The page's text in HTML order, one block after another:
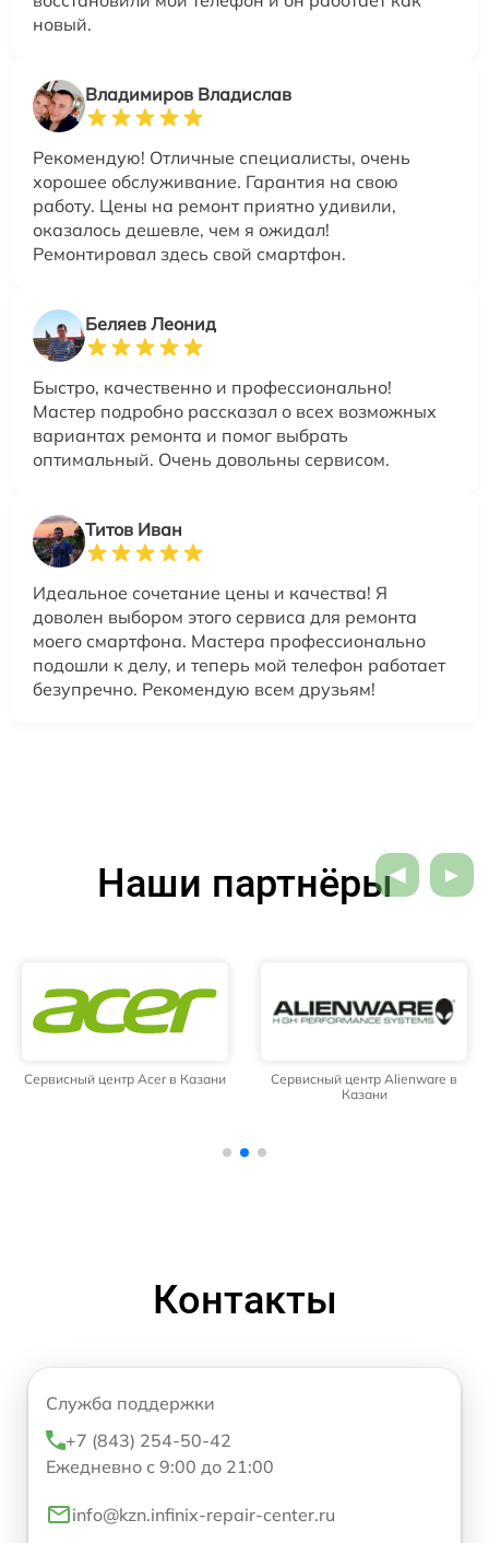
новый.
Владимиров Владислав
Рекомендую! Отличные специалисты, очень
хорошее обслуживание. Гарантия на свою
работу. Цены на ремонт приятно удивили,
оказалось дешевле, чем я ожидал!
Ремонтировал здесь свой смартфон.
Беляев Леонид
Быстро, качественно и профессионально!
Мастер подробно рассказал о всех возможных
вариантах ремонта и помог выбрать
оптимальный. Очень довольны сервисом.
Титов Иван
Идеальное сочетание цены и качества! Я
доволен выбором этого сервиса для ремонта
моего смартфона. Мастера профессионально
подошли к делу, и теперь мой телефон работает
безупречно. Рекомендую всем друзьям!
Наши партнёры
Сервисный центр Acer в Казани
Сервисный центр Alienware в
Казани
Контакты
Служба поддержки
+7 (843) 254-50-42
Ежедневно с 9:00 до 21:00
info@kzn.infinix-repair-center.ru